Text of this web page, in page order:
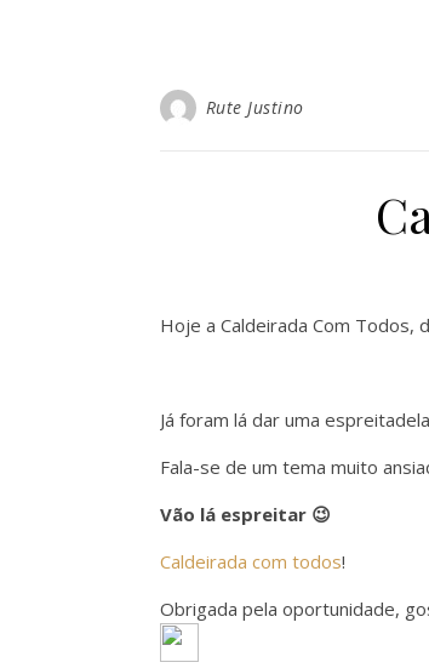
Rute Justino
Hoje a Caldeirada Com Todos,
Já foram lá dar uma
Fala-se de um tema muito
Vão lá espreitar 😉
Caldeirada com todos!
Obrigada pela oportunidade,